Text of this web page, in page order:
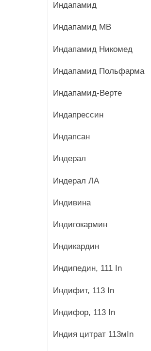
Индапамид
Индапамид МВ
Индапамид Никомед
Индапамид Польфарма
Индапамид-Верте
Индапрессин
Индапсан
Индерал
Индерал ЛА
Индивина
Индигокармин
Индикардин
Индипедин, 111 In
Индифит, 113 In
Индифор, 113 In
Индия цитрат 113мIn